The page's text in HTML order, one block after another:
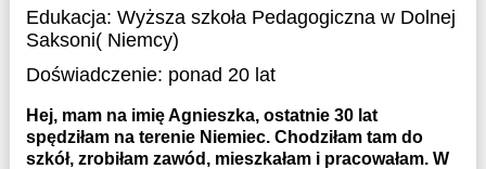
Edukacja: Wyższa szkoła Pedagogiczna w Dolnej
Saksoni( Niemcy)
Doświadczenie: ponad 20 lat
Hej, mam na imię Agnieszka, ostatnie 30 lat
spędziłam na terenie Niemiec. Chodziłam tam do
szkół, zrobiłam zawód, mieszkałam i pracowałam. W